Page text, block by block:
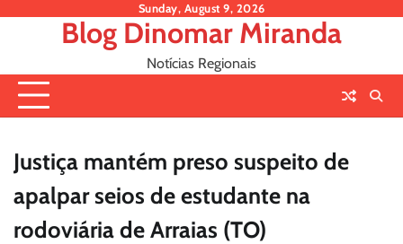
Sunday, August 9, 2026
Blog Dinomar Miranda
Notícias Regionais
Justiça mantém preso suspeito de
apalpar seios de estudante na
rodoviária de Arraias (TO)